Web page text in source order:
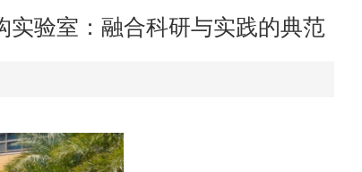
验室：融合科研与实践的典范